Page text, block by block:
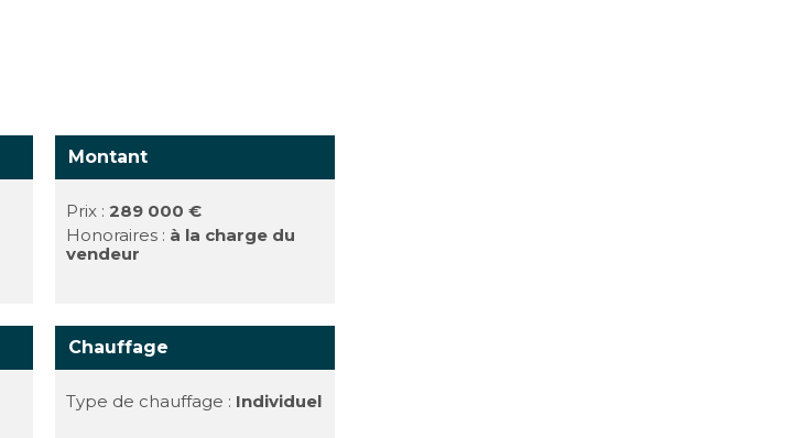
Montant
Prix : 289 000 €
Honoraires : à la charge du
vendeur
Chauffage
Type de chauffage : Individuel